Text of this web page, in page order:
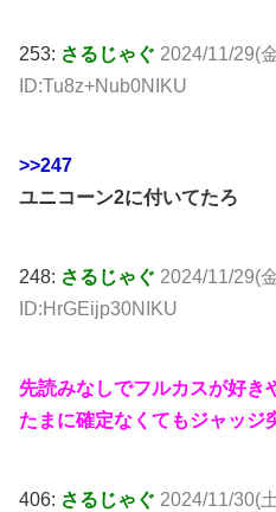
253: さるじゃぐ 2024/11/29(
ID:Tu8z+Nub0NIKU
>>247
ユニコーン2に付いてたろ
248: さるじゃぐ 2024/11/29(
ID:HrGEijp30NIKU
先読みなしでフルカスが好き
たまに確定なくてもジャッジ
406: さるじゃぐ 2024/11/30(